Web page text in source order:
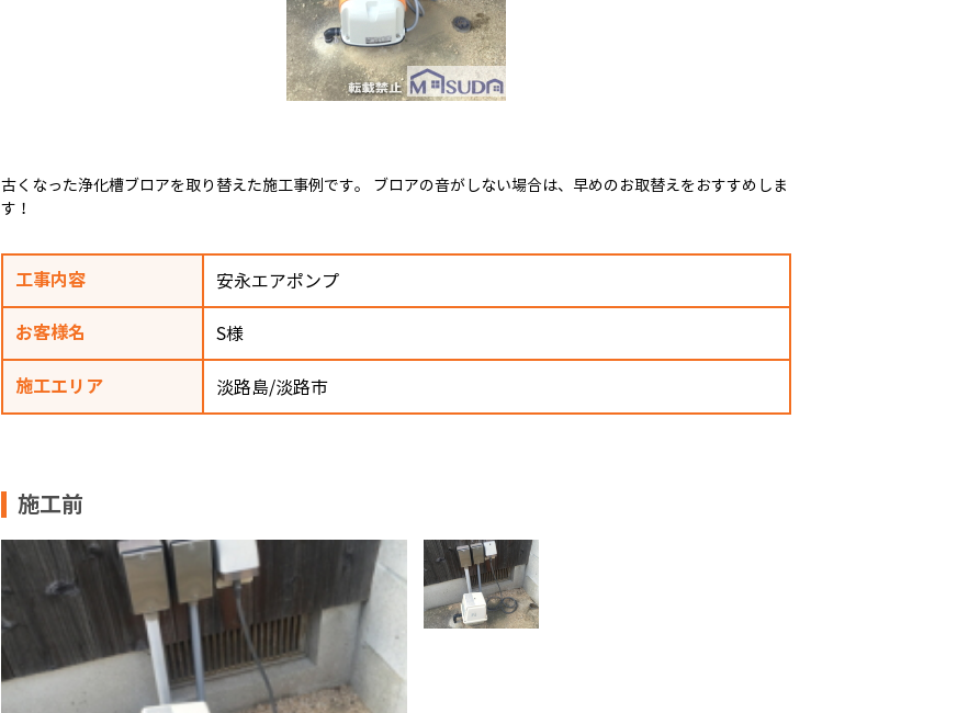
古くなった浄化槽ブロアを取り替えた施工事例です。 ブロアの音がしない場合は、早めのお取替えをおすすめしま
す！
工事内容 安永エアポンプ
お客様名 S様
施工エリア 淡路島/淡路市
施工前